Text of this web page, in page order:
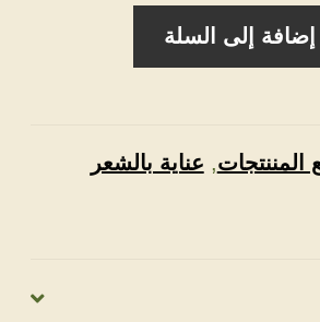
إضافة إلى السلة
المننتجات, عناية بالشعر